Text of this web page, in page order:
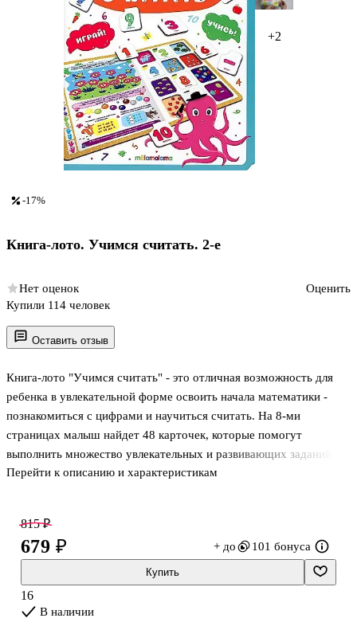
+2
Оставить отзыв
Книга-лото "Учимся считать" - это отличная возможность для
ребенка в увлекательной форме освоить начала математики -
познакомиться с цифрами и научиться считать. На 8-ми
страницах малыш найдет 48 карточек, которые помогут
выполнить множество увлекательных и развивающих заданий,
созданных по методике Виктории Белых - педагога-психолога с
Перейти к описанию и характеристикам
-17%
Книга-лото. Учимся считать. 2-е
Нет оценок
Оценить
Купили 114 человек
815 ₽
679 ₽ + до 101 бонуса
Купить
16
В наличии